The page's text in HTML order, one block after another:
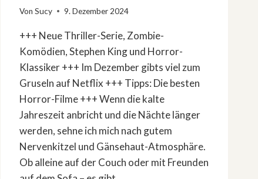
Von Sucy 9. Dezember 2024
+++ Neue Thriller-Serie, Zombie-
Komödien, Stephen King und Horror-
Klassiker +++ Im Dezember gibts viel zum
Gruseln auf Netflix +++ Tipps: Die besten
Horror-Filme +++ Wenn die kalte
Jahreszeit anbricht und die Nächte länger
werden, sehne ich mich nach gutem
Nervenkitzel und Gänsehaut-Atmosphäre.
Ob alleine auf der Couch oder mit Freunden